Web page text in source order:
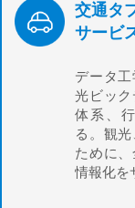
交通タ
サービ
データ
光ビッ
体系、
る。観
ために
情報化を